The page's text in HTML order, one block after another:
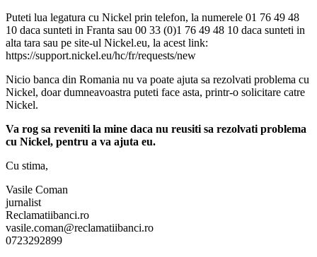
Puteti lua legatura cu Nickel prin telefon, la numerele 01 76 49 48
10 daca sunteti in Franta sau 00 33 (0)1 76 49 48 10 daca sunteti in
alta tara sau pe site-ul Nickel.eu, la acest link:
https://support.nickel.eu/hc/fr/requests/new
Nicio banca din Romania nu va poate ajuta sa rezolvati problema cu
Nickel, doar dumneavoastra puteti face asta, printr-o solicitare catre
Nickel.
Va rog sa reveniti la mine daca nu reusiti sa rezolvati problema
cu Nickel, pentru a va ajuta eu.
Cu stima,
Vasile Coman
jurnalist
Reclamatiibanci.ro
vasile.coman@reclamatiibanci.ro
0723292899